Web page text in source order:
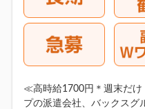
≪高時給1700円＊週末だけ
プの派遣会社、バックス